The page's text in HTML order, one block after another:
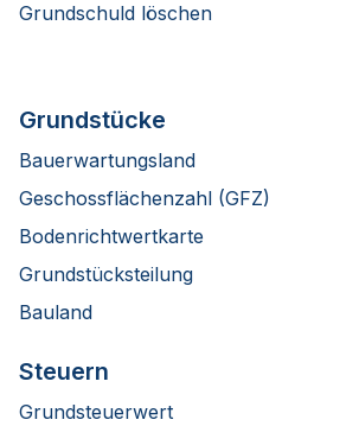
Grundschuld löschen
Grundstücke
Bauerwartungsland
Geschossflächenzahl (GFZ)
Bodenrichtwertkarte
Grundstücksteilung
Bauland
Steuern
Grundsteuerwert